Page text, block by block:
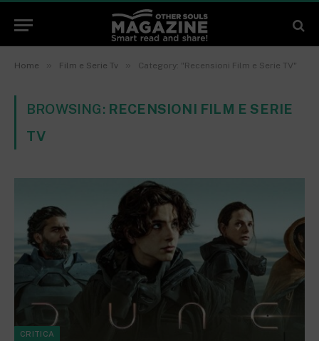
Home » Film e Serie Tv » Category: "Recensioni Film e Serie TV"
BROWSING: RECENSIONI FILM E SERIE
TV
CRITICA